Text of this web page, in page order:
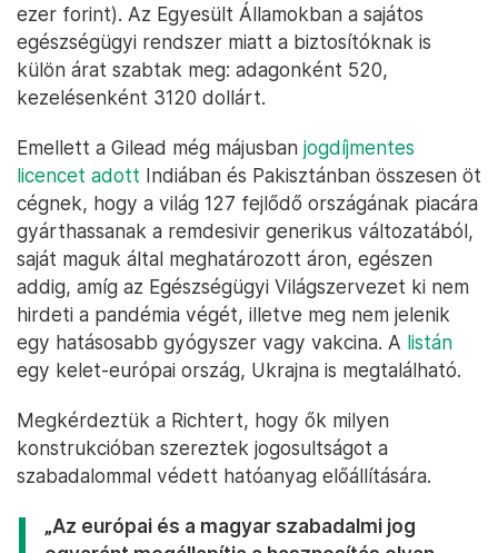
ezer forint). Az Egyesült Államokban a sajátos
egészségügyi rendszer miatt a biztosítóknak is
külön árat szabtak meg: adagonként 520,
kezelésenként 3120 dollárt.
Emellett a Gilead még májusban jogdíjmentes
licencet adott Indiában és Pakisztánban összesen öt
cégnek, hogy a világ 127 fejlődő országának piacára
gyárthassanak a remdesivir generikus változatából,
saját maguk által meghatározott áron, egészen
addig, amíg az Egészségügyi Világszervezet ki nem
hirdeti a pandémia végét, illetve meg nem jelenik
egy hatásosabb gyógyszer vagy vakcina. A listán
egy kelet-európai ország, Ukrajna is megtalálható.
Megkérdeztük a Richtert, hogy ők milyen
konstrukcióban szereztek jogosultságot a
szabadalommal védett hatóanyag előállítására.
„Az európai és a magyar szabadalmi jog